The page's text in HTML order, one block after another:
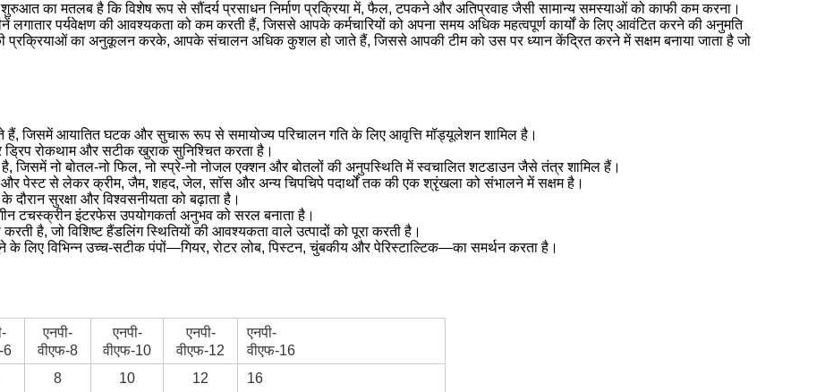
शुरुआत का मतलब है कि विशेष रूप से सौंदर्य प्रसाधन निर्माण प्रक्रिया में, फैल, टपकने और अतिप्रवाह जैसी सामान्य समस्याओं को काफी कम करना।
पर्यवेक्षण की आवश्यकता को कम करती हैं, जिससे आपके कर्मचारियों को अपना समय अधिक महत्वपूर्ण कार्यों के लिए आवंटित करने की अनुमति
प्रक्रियाओं का अनुकूलन करके, आपके संचालन अधिक कुशल हो जाते हैं, जिससे आपकी टीम को उस पर ध्यान केंद्रित करने में सक्षम बनाया जाता है जो
हैं, जिसमें आयातित घटक और सुचारू रूप से समायोज्य परिचालन गति के लिए आवृत्ति मॉड्यूलेशन शामिल है।
ड्रिप रोकथाम और सटीक खुराक सुनिश्चित करता है।
जिसमें नो बोतल-नो फिल, नो स्प्रे-नो नोजल एक्शन और बोतलों की अनुपस्थिति में स्वचालित शटडाउन जैसे तंत्र शामिल हैं।
और पेस्ट से लेकर क्रीम, जैम, शहद, जेल, सॉस और अन्य चिपचिपे पदार्थों तक की एक श्रृंखला को संभालने में सक्षम है।
सुरक्षा और विश्वसनीयता को बढ़ाता है।
टचस्क्रीन इंटरफेस उपयोगकर्ता अनुभव को सरल बनाता है।
है, जो विशिष्ट हैंडलिंग स्थितियों की आवश्यकता वाले उत्पादों को पूरा करती है।
के लिए विभिन्न उच्च-सटीक पंपों—गियर, रोटर लोब, पिस्टन, चुंबकीय और पेरिस्टाल्टिक—का समर्थन करता है।
6
एनपी-
वीएफ-8
एनपी-
वीएफ-10
एनपी-
वीएफ-12
एनपी-
वीएफ-16
8 10 12 16